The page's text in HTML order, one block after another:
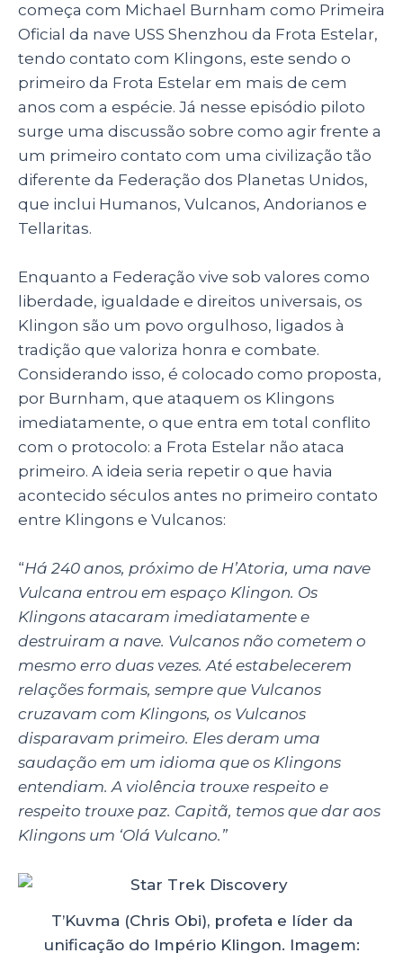
começa com Michael Burnham como Primeira
Oficial da nave USS Shenzhou da Frota Estelar,
tendo contato com Klingons, este sendo o
primeiro da Frota Estelar em mais de cem
anos com a espécie. Já nesse episódio piloto
surge uma discussão sobre como agir frente a
um primeiro contato com uma civilização tão
diferente da Federação dos Planetas Unidos,
que inclui Humanos, Vulcanos, Andorianos e
Tellaritas.
Enquanto a Federação vive sob valores como
liberdade, igualdade e direitos universais, os
Klingon são um povo orgulhoso, ligados à
tradição que valoriza honra e combate.
Considerando isso, é colocado como proposta,
por Burnham, que ataquem os Klingons
imediatamente, o que entra em total conflito
com o protocolo: a Frota Estelar não ataca
primeiro. A ideia seria repetir o que havia
acontecido séculos antes no primeiro contato
entre Klingons e Vulcanos:
“Há 240 anos, próximo de H’Atoria, uma nave
Vulcana entrou em espaço Klingon. Os
Klingons atacaram imediatamente e
destruiram a nave. Vulcanos não cometem o
mesmo erro duas vezes. Até estabelecerem
relações formais, sempre que Vulcanos
cruzavam com Klingons, os Vulcanos
disparavam primeiro. Eles deram uma
saudação em um idioma que os Klingons
entendiam. A violência trouxe respeito e
respeito trouxe paz. Capitã, temos que dar aos
Klingons um ‘Olá Vulcano.”
T’Kuvma (Chris Obi), profeta e líder da
unificação do Império Klingon. Imagem: